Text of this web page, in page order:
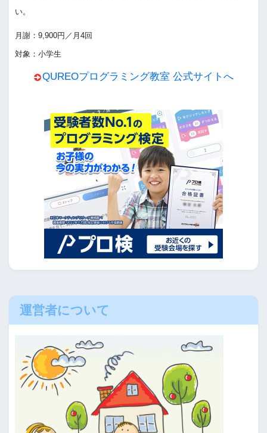
い。
月謝：9,900円／月4回
対象：小学生
QUREOプログラミング教室 公式サイトへ
運営者について